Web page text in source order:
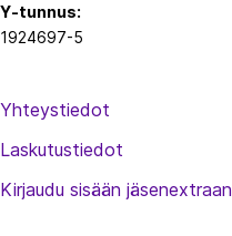
Y-tunnus:
1924697-5
Yhteystiedot
Laskutustiedot
Kirjaudu sisään jäsenextraan